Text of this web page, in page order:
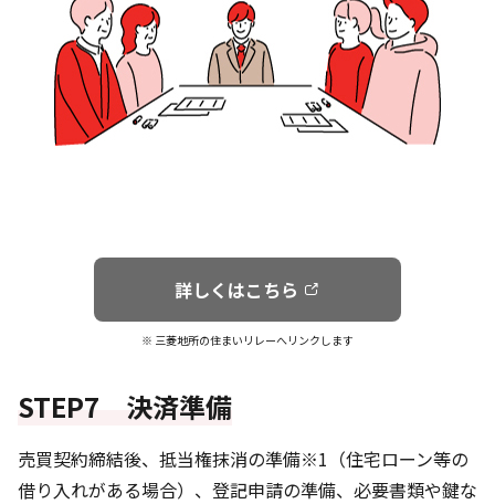
詳しくはこちら
※ 三菱地所の住まいリレーへリンクします
STEP7 決済準備
売買契約締結後、抵当権抹消の準備※1（住宅ローン等の
借り入れがある場合）、登記申請の準備、必要書類や鍵な